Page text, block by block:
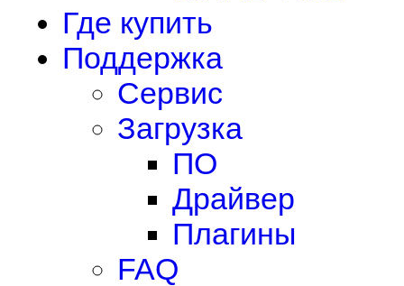
Где купить
Поддержка
Сервис
Загрузка
ПО
Драйвер
Плагины
FAQ